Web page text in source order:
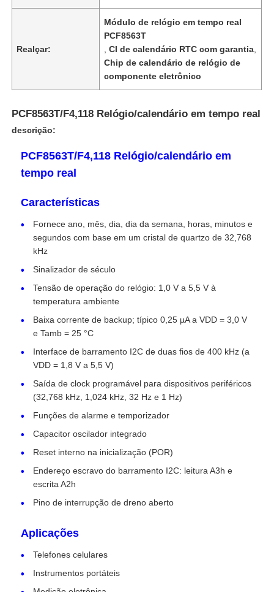
Início
Produtos
Vídeos
Sobre Nós
Visita à fábrica
Controle de Qualidade
Contacte-nos
Notícias
FPGA Field Programmable Gate Array
Realçar:
Módulo de relógio em tempo real
PCF8563T
,CI de calendário RTC com garantia
Chip de calendário de relógio de
componente eletrônico
PCF8563T/F4,118 Relógio/calendário em tempo real
descrição:
PCF8563T/F4,118 Relógio/calendário em
tempo real
Características
Fornece ano, mês, dia, dia da semana, horas, minutos e
segundos com base em um cristal de quartzo de 32,768
kHz
Sinalizador de século
Tensão de operação do relógio: 1,0 V a 5,5 V à
temperatura ambiente
Baixa corrente de backup; típico 0,25 µA a VDD = 3,0 V
e Tamb = 25 °C
Interface de barramento I2C de duas fios de 400 kHz (a
VDD = 1,8 V a 5,5 V)
Saída de clock programável para dispositivos periféricos
(32,768 kHz, 1,024 kHz, 32 Hz e 1 Hz)
Funções de alarme e temporizador
Capacitor oscilador integrado
Reset interno na inicialização (POR)
Endereço escravo do barramento I2C: leitura A3h e
escrita A2h
Pino de interrupção de dreno aberto
Aplicações
Telefones celulares
Instrumentos portáteis